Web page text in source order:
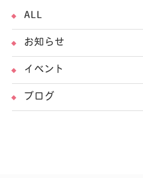
ALL
お知らせ
イベント
ブログ